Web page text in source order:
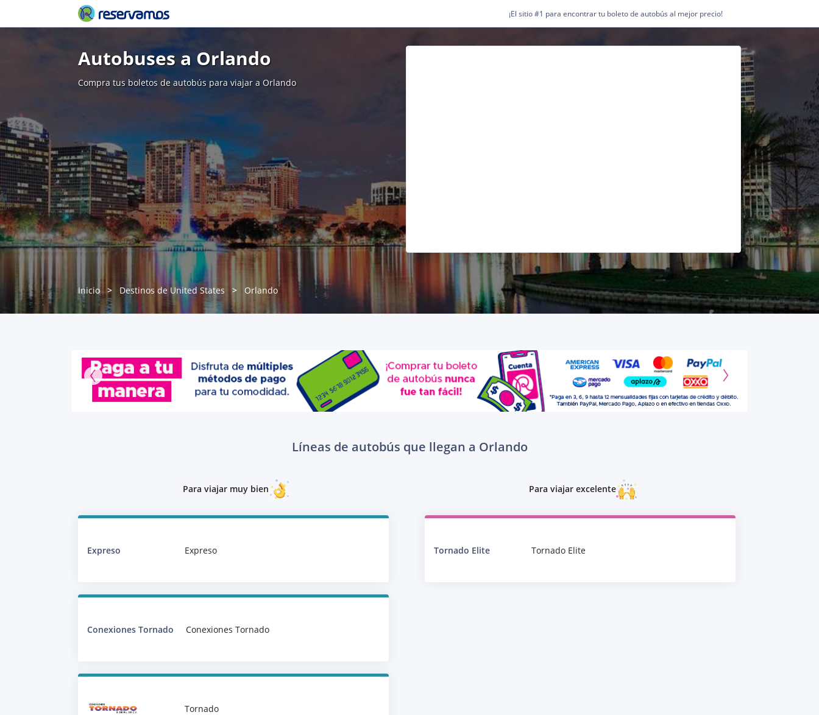
¡El sitio #1 para encontrar tu boleto de autobús al mejor precio!
Autobuses a Orlando
Compra tus boletos de autobús para viajar a Orlando
Inicio Destinos de United States Orlando
Líneas de autobús que llegan a Orlando
Para viajar muy bien
Expreso Expreso
Conexiones Tornado Conexiones Tornado
Tornado
Para viajar excelente
Tornado Elite Tornado Elite